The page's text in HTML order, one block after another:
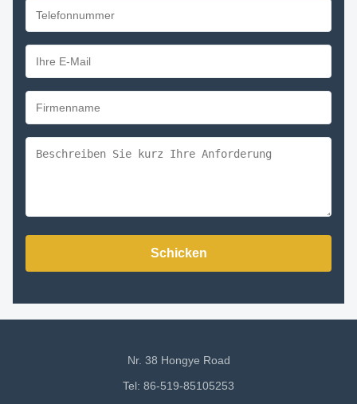
Schicken
Nr. 38 Hongye Road
Tel: 86-519-85105253